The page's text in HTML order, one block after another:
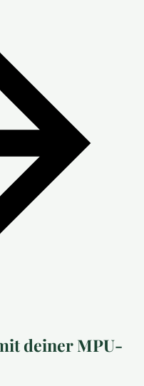
deiner MPU-